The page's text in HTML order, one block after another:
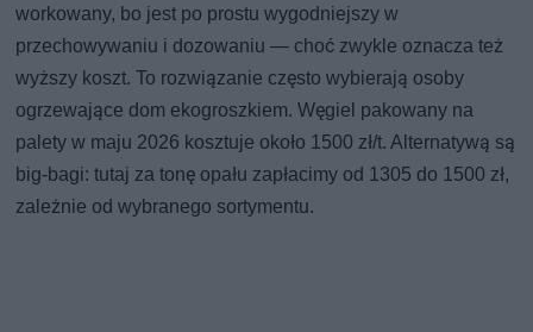
workowany, bo jest po prostu wygodniejszy w
przechowywaniu i dozowaniu — choć zwykle oznacza też
wyższy koszt. To rozwiązanie często wybierają osoby
ogrzewające dom ekogroszkiem. Węgiel pakowany na
palety w maju 2026 kosztuje około 1500 zł/t. Alternatywą są
big-bagi: tutaj za tonę opału zapłacimy od 1305 do 1500 zł,
zależnie od wybranego sortymentu.